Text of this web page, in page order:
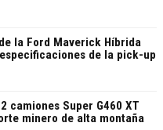
la Ford Maverick Híbrida
de la pick-up
camiones Super G460 XT
minero de alta montaña